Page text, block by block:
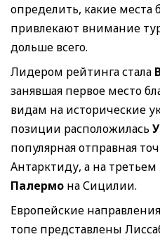
определить, какие места
привлекают внимание
дольше всего.
Лидером рейтинга стала
занявшая первое место
видам на исторические
позиции расположилась
популярная отправная
Антарктиду, а на третьем
Палермо на Сицилии.
Европейские
топе представлены